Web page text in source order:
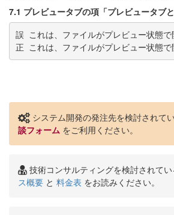
7.1 プレビュータブの項「プレビュータブ
誤 これは、ファイルがプレビュー状態で
システム開発の発注先を検討されて
談フォーム をご利用ください。
技術コンサルティングを検討されてい
ス概要 と 料金表 をお読みください。